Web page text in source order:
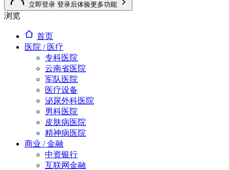
立即登录 登录后体验更多功能
浏览
首页
医院 / 医疗
专科医院
云南省医院
军队医院
医疗设备
泌尿外科医院
男科医院
皮肤病医院
精神病医院
商业 / 金融
中资银行
互联网金融